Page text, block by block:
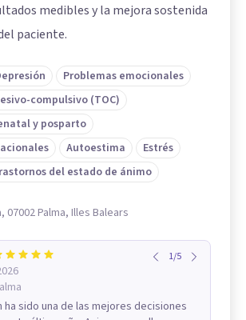
medibles y la mejora sostenida
paciente.
Problemas emocionales
compulsivo (TOC)
y posparto
Autoestima
Estrés
del estado de ánimo
07002 Palma, Illes Balears
1/5
ha sido una de las mejores decisiones